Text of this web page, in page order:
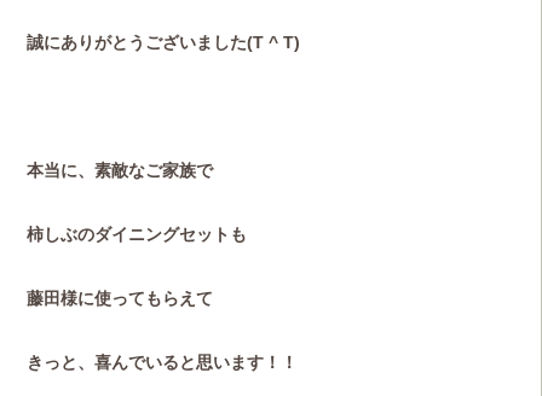
誠にありがとうございました(T ^ T)
本当に、素敵なご家族で
柿しぶのダイニングセットも
藤田様に使ってもらえて
きっと、喜んでいると思います！！